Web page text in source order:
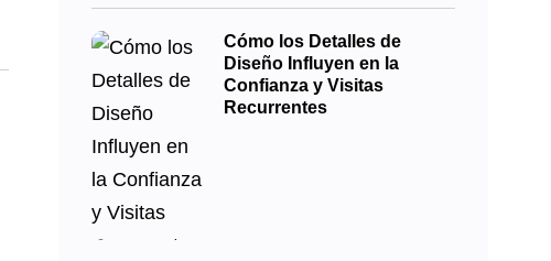
Cómo los Detalles de
Diseño Influyen en la
Confianza y Visitas
Recurrentes